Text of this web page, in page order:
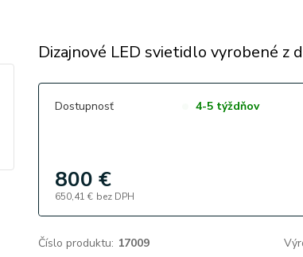
Dizajnové LED svietidlo vyrobené z
Dostupnosť 4-5 týždňov
800 €
650,41 € bez DPH
Číslo produktu: 17009